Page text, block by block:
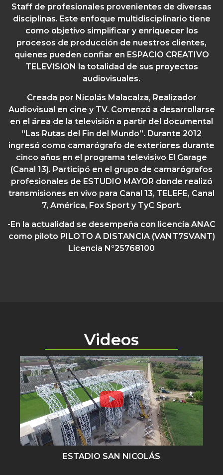
Staff de profesionales provenientes de diversas
disciplinas. Este enfoque multidisciplinario tiene
como objetivo simplificar y enriquecer los
procesos de producción de nuestros clientes,
quienes pueden confiar en ESPACIO CREATIVO
TELEVISION la totalidad de sus proyectos
audiovisuales.
Creada por Nicolás Malacalza, Realizador
Audiovisual en cine y TV. Comenzó a desarrollarse
en el área de la televisión a partir del documental
“Las Rutas del Fin del Mundo”. Durante 2012
ingresó como camarógrafo de exteriores durante
cinco años en el programa televisivo El Garage
(Canal 13). Participó en el grupo de camarógrafos
profesionales de ESTUDIO MAYOR donde realizó
transmisiones en vivo para Canal 13, TELEFE, Canal
7, América, Fox Sport y TyC Sport.
-En la actualidad se desempeña con licencia ANAC
como piloto PILOTO A DISTANCIA (VANT7SVANT)
Licencia N°25768100
Videos
ESTADIO SAN NICOLÁS